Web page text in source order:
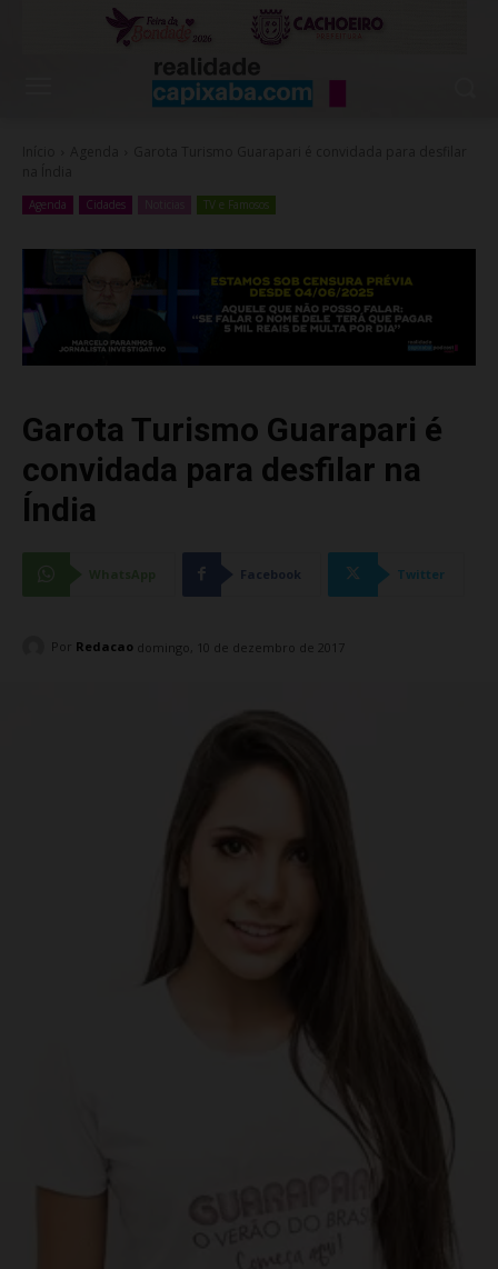
Agenda Cidades TV e Famosos
Garota Turismo Guarapari é
convidada para desfilar na
Índia
Facebook Twitter
Por Redacao domingo, 10 de dezembro de 2017